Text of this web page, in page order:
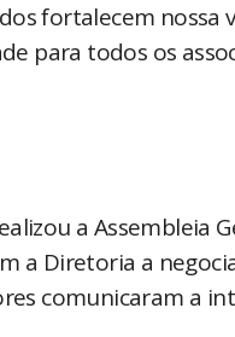
fortalecem nossa
para todos os
a Assembleia
a Diretoria a
comunicaram a